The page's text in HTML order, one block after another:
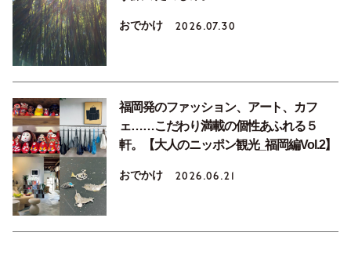
おでかけ 2026.07.30
福岡発のファッション、アート、カフ
ェ……こだわり満載の個性あふれる５
軒。【大人のニッポン観光_福岡編Vol.2】
おでかけ 2026.06.21